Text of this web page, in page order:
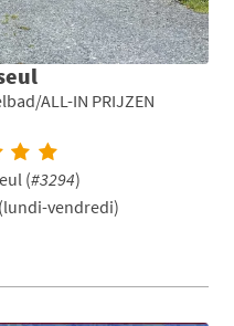
ALL-IN PRIJZEN
(#3294)
vendredi)